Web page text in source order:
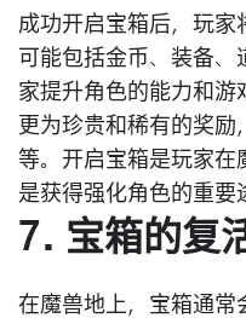
成功开启宝箱后，玩家
可能包括金币、装备
家提升角色的能力和游
更为珍贵和稀有的奖励
等。开启宝箱是玩家在
是获得强化角色的重要
7. 宝箱的复
在魔兽地上，宝箱通常